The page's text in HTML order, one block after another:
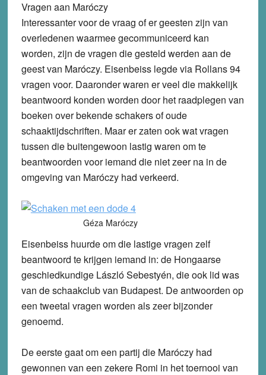
Vragen aan Maróczy
Interessanter voor de vraag of er geesten zijn van
overledenen waarmee gecommuniceerd kan
worden, zijn de vragen die gesteld werden aan de
geest van Maróczy. Eisenbeiss legde via Rollans 94
vragen voor. Daaronder waren er veel die makkelijk
beantwoord konden worden door het raadplegen van
boeken over bekende schakers of oude
schaaktijdschriften. Maar er zaten ook wat vragen
tussen die buitengewoon lastig waren om te
beantwoorden voor iemand die niet zeer na in de
omgeving van Maróczy had verkeerd.
Géza Maróczy
Eisenbeiss huurde om die lastige vragen zelf
beantwoord te krijgen iemand in: de Hongaarse
geschiedkundige László Sebestyén, die ook lid was
van de schaakclub van Budapest. De antwoorden op
een tweetal vragen worden als zeer bijzonder
genoemd.
De eerste gaat om een partij die Maróczy had
gewonnen van een zekere Romi in het toernooi van